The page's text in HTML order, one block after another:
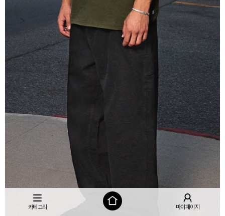
카테고리 마이페이지